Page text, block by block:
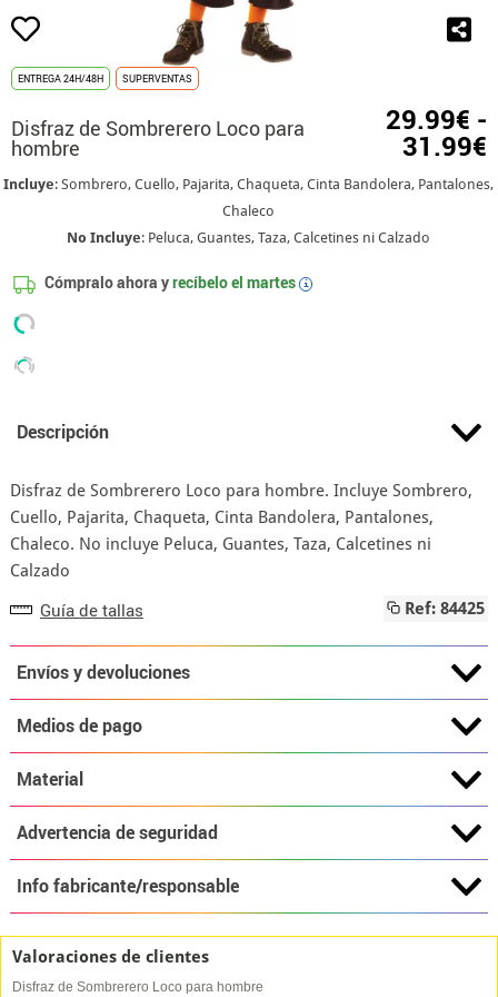
ENTREGA 24H/48H SUPERVENTAS
Disfraz de Sombrerero Loco para
hombre
29.99€ -
31.99€
Incluye: Sombrero, Cuello, Pajarita, Chaqueta, Cinta Bandolera, Pantalones,
Chaleco
No Incluye: Peluca, Guantes, Taza, Calcetines ni Calzado
Cómpralo ahora yrecíbelo el martes i
Descripción
Disfraz de Sombrerero Loco para hombre. Incluye Sombrero,
Cuello, Pajarita, Chaqueta, Cinta Bandolera, Pantalones,
Chaleco. No incluye Peluca, Guantes, Taza, Calcetines ni
Calzado
Guía de tallas Ref: 84425
Envíos y devoluciones
Medios de pago
Material
Advertencia de seguridad
Info fabricante/responsable
Valoraciones de clientes
Disfraz de Sombrerero Loco para hombre